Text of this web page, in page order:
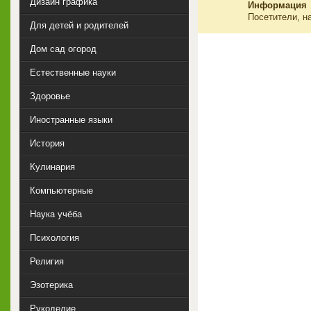
Информация
Посетители,
Для детей и родителей
Дом сад огород
Естественные науки
Здоровье
Иностранные языки
История
Кулинария
Компьютерные
Наука учёба
Психология
Религия
Эзотерика
Рукоделие